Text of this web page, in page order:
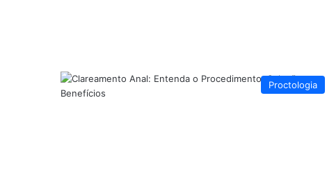
Proctologia